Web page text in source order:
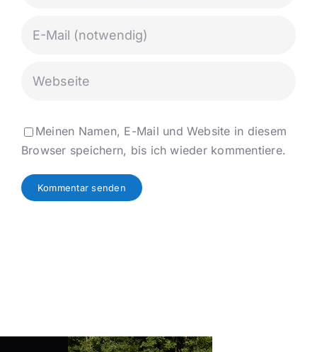
Meinen Namen, E-Mail und Website in diesem
Browser speichern, bis ich wieder kommentiere.